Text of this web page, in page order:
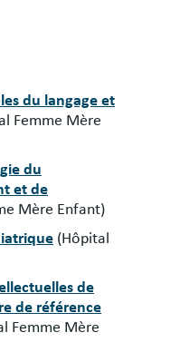
du langage et
Femme Mère
du
et de
Mère Enfant)
(Hôpital
de
de référence
Femme Mère